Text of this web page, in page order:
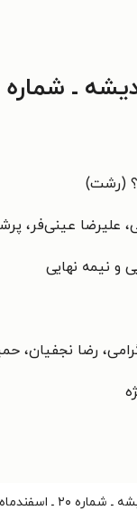
ـ اسفندماه ۱۴۰۲
(رشت)
علیرضا عینی‌فر،
و نیمه نهایی
رضا نجفیان،
ـ اسفندماه ۱۴۰۲